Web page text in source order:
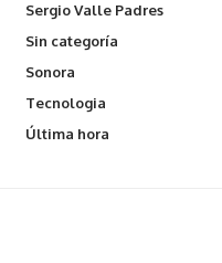
Sergio Valle Padres
Sin categoría
Sonora
Tecnologia
Última hora